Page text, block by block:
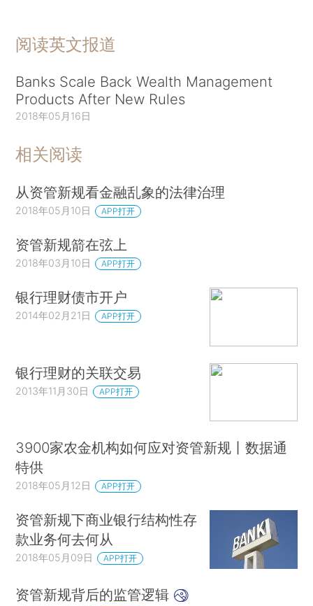
阅读英文报道
Banks Scale Back Wealth Management
Products After New Rules
2018年05月16日
相关阅读
从资管新规看金融乱象的法律治理
2018年05月10日 APP打开
资管新规箭在弦上
2018年03月10日 APP打开
银行理财债市开户
2014年02月21日 APP打开
银行理财的关联交易
2013年11月30日 APP打开
3900家农金机构如何应对资管新规丨数据通
特供
2018年05月12日 APP打开
资管新规下商业银行结构性存
款业务何去何从
2018年05月09日 APP打开
资管新规背后的监管逻辑